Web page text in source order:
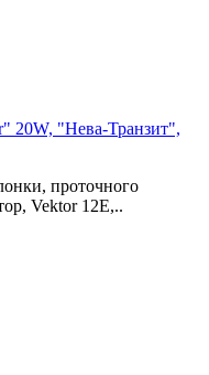
20W, "Нева-Транзит",
проточного
Vektor 12Е,..